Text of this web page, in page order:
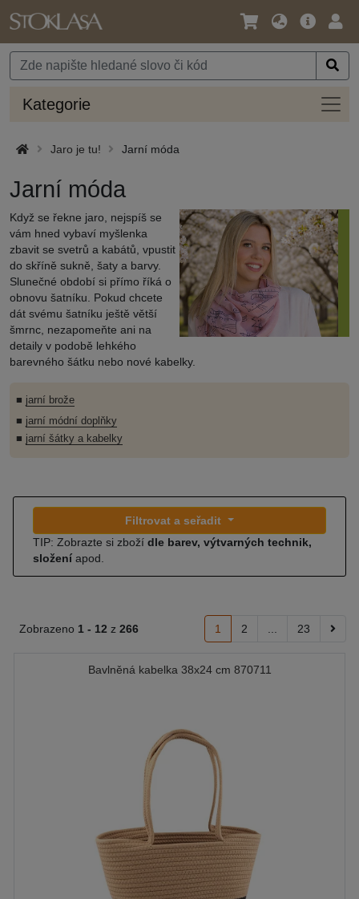
Jazyk
Měna
Hlavní
Kategorie
Jaro je tu! Jarní móda
Jarní móda
Když se řekne jaro, nejspíš se
vám hned vybaví myšlenka
zbavit se svetrů a kabátů, vpustit
do skříně sukně, šaty a barvy.
Slunečné období si přímo říká o
obnovu šatníku. Pokud chcete
dát svému šatníku ještě větší
šmrnc, nezapomeňte ani na
detaily v podobě lehkého
barevného šátku nebo nové kabelky.
■ jarní brože
■ jarní módní doplňky
■ jarní šátky a kabelky
Filtrovat a seřadit
TIP: Zobrazte si zboží dle barev, výtvarných technik,
složení apod.
Zobrazeno 1 - 12 z 266 1 2 23
Bavlněná kabelka 38x24 cm 870711